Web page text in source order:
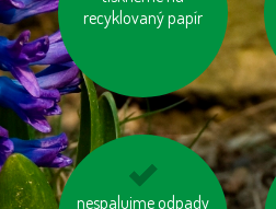
recyklovaný papír
nespalujme odpady
používejme dobíjecí